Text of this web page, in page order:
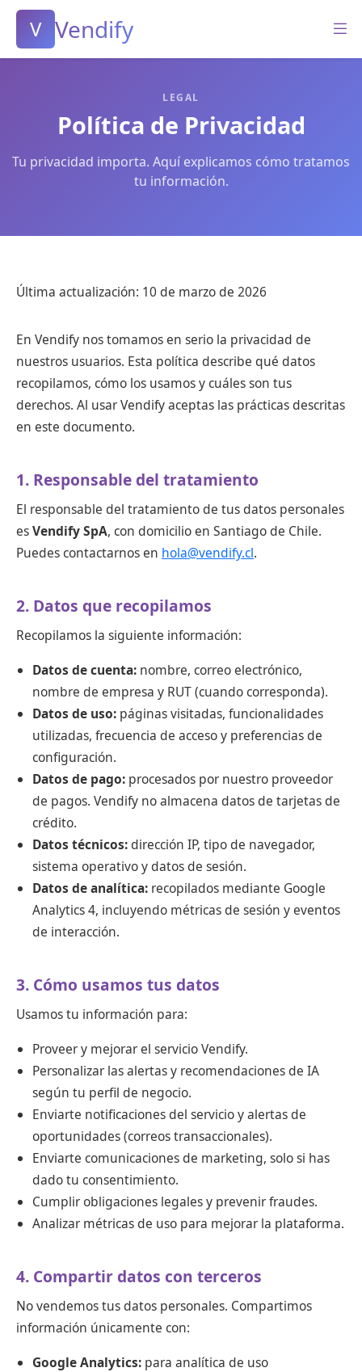
V Vendify
LEGAL
Política de Privacidad
Tu privacidad importa. Aquí explicamos cómo tratamos
tu información.
Última actualización: 10 de marzo de 2026
En Vendify nos tomamos en serio la privacidad de
nuestros usuarios. Esta política describe qué datos
recopilamos, cómo los usamos y cuáles son tus
derechos. Al usar Vendify aceptas las prácticas descritas
en este documento.
1. Responsable del tratamiento
El responsable del tratamiento de tus datos personales
esVendify SpA, con domicilio en Santiago de Chile.
Puedes contactarnos en hola@vendify.cl.
2. Datos que recopilamos
Recopilamos la siguiente información:
Datos de cuenta: nombre, correo electrónico,
nombre de empresa y RUT (cuando corresponda).
Datos de uso: páginas visitadas, funcionalidades
utilizadas, frecuencia de acceso y preferencias de
configuración.
Datos de pago: procesados por nuestro proveedor
de pagos. Vendify no almacena datos de tarjetas de
crédito.
Datos técnicos:dirección IP, tipo de navegador,
sistema operativo y datos de sesión.
Datos de analítica: recopilados mediante Google
Analytics 4, incluyendo métricas de sesión y eventos
de interacción.
3. Cómo usamos tus datos
Usamos tu información para:
Proveer y mejorar el servicio Vendify.
Personalizar las alertas y recomendaciones de IA
según tu perfil de negocio.
Enviarte notificaciones del servicio y alertas de
oportunidades (correos transaccionales).
Enviarte comunicaciones de marketing, solo si has
dado tu consentimiento.
Cumplir obligaciones legales y prevenir fraudes.
Analizar métricas de uso para mejorar la plataforma.
4. Compartir datos con terceros
No vendemos tus datos personales. Compartimos
información únicamente con:
Google Analytics: para analítica de uso